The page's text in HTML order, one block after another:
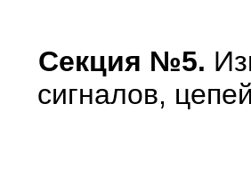
Секция №5.
сигналов,